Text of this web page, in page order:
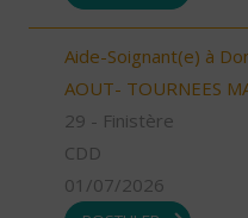
Aide-Soignant(e) à
AOUT- TOURNEES
29 - Finistère
CDD
01/07/2026